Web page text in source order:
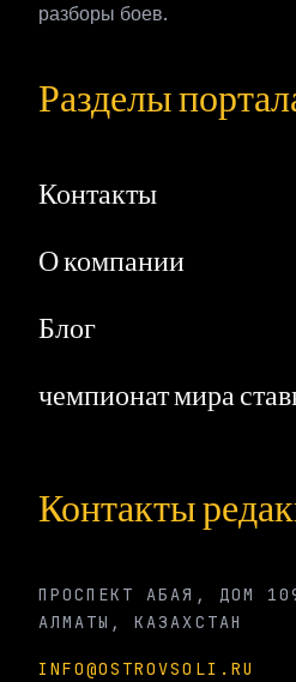
разборы боев.
Разделы
Контакты
О компании
Блог
чемпионат мира
Контакты
ПРОСПЕКТ АБАЯ, ДОМ
АЛМАТЫ, КАЗАХСТАН
INFO@OSTROVSOLI.RU